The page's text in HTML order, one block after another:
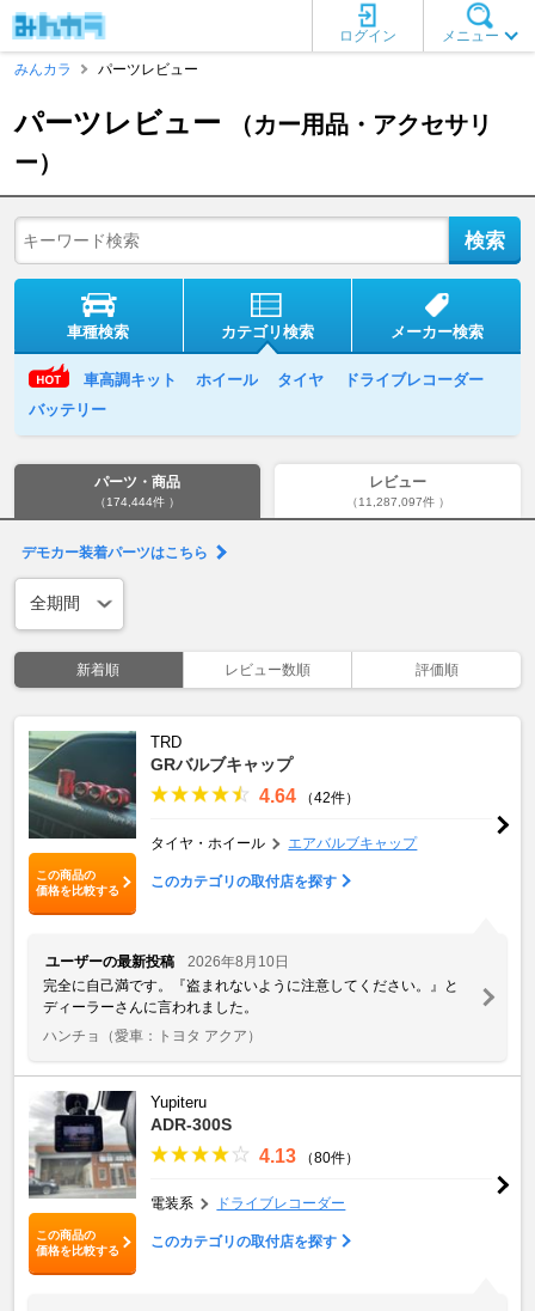
メニュー
ログイン
みんカラ
パーツレビュー
パーツレビュー
（カー用品・アクセサリ
ー）
車種検索 カテゴリ検索 メーカー検索
車高調キット ホイール タイヤ
ドライブレコーダー
バッテリー
パーツ・商品
（174,444件 ）
レビュー
（11,287,097件 ）
デモカー装着パーツはこちら
新着順 レビュー数順 評価順
この商品の
価格を比較する
TRD
GRバルブキャップ
4.64 （42件）
タイヤ・ホイール エアバルブキャップ
このカテゴリの取付店を探す
ユーザーの最新投稿
2026年8月10日
完全に自己満です。『盗まれないように注意してください。』と
ディーラーさんに言われました。
ハンチョ
（愛車：トヨタ アクア）
この商品の
価格を比較する
Yupiteru
ADR-300S
4.13 （80件）
電装系 ドライブレコーダー
このカテゴリの取付店を探す